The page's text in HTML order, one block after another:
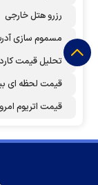
رزرو هتل خارجی
مسموم سازی
تحلیل قیمت
قیمت لحظه ای
قیمت اتریوم